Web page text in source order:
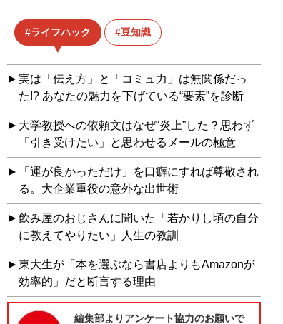
ライフハック 豆知識
実は「伝え方」と「コミュ力」は無関係だっ
た!? あなたの魅力を下げている“要素”を診断
大学教授への依頼文はなぜ“炎上”した？思わず
「引き受けたい」と思わせるメールの極意
「運が良かっただけ」を口癖にすれば尊敬され
る。大企業重役の意外な出世術
飲み屋のおじさんに聞いた「若かりし頃の自分
に教えてやりたい」人生の教訓
東大生が「本を選ぶなら書店よりもAmazonが
効率的」だと断言する理由